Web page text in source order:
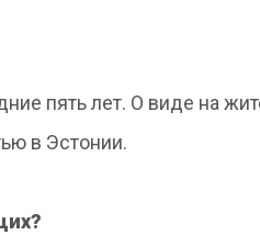
пять лет. О виде на
в Эстонии.